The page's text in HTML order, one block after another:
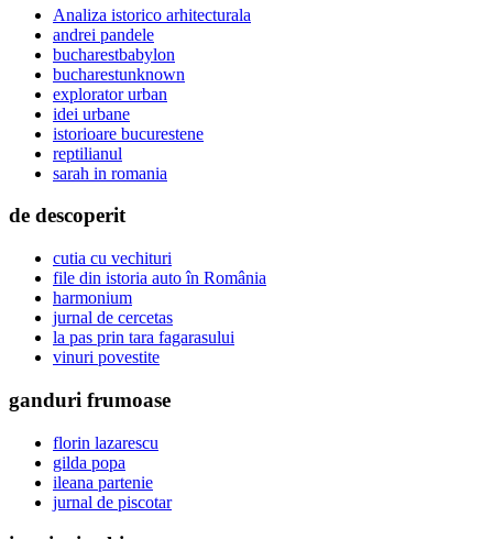
Analiza istorico arhitecturala
andrei pandele
bucharestbabylon
bucharestunknown
explorator urban
idei urbane
istorioare bucurestene
reptilianul
sarah in romania
de descoperit
cutia cu vechituri
file din istoria auto în România
harmonium
jurnal de cercetas
la pas prin tara fagarasului
vinuri povestite
ganduri frumoase
florin lazarescu
gilda popa
ileana partenie
jurnal de piscotar